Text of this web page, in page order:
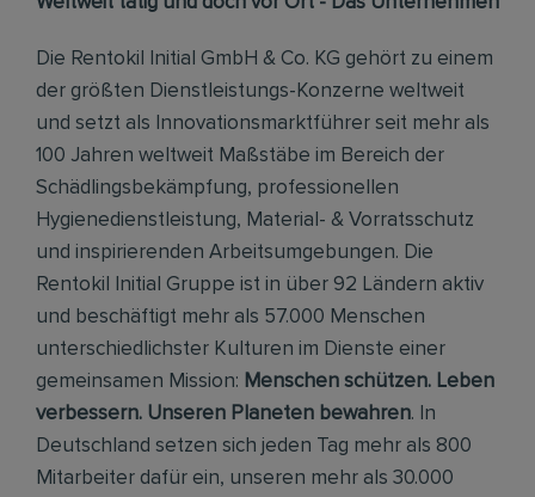
Die Rentokil Initial GmbH & Co. KG gehört zu einem
der größten Dienstleistungs-Konzerne weltweit
und setzt als Innovationsmarktführer seit mehr als
100 Jahren weltweit Maßstäbe im Bereich der
Schädlingsbekämpfung, professionellen
Hygienedienstleistung, Material- & Vorratsschutz
und inspirierenden Arbeitsumgebungen. Die
Rentokil Initial Gruppe ist in über 92 Ländern aktiv
und beschäftigt mehr als 57.000 Menschen
unterschiedlichster Kulturen im Dienste einer
gemeinsamen Mission: Menschen schützen. Leben
verbessern. Unseren Planeten bewahren. In
Deutschland setzen sich jeden Tag mehr als 800
Mitarbeiter dafür ein, unseren mehr als 30.000